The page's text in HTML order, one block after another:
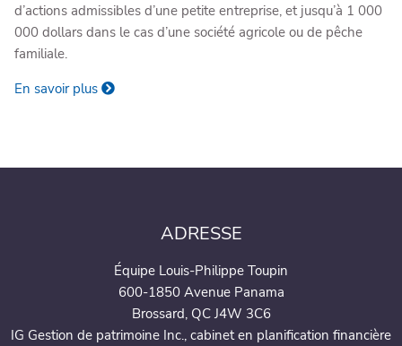
d’actions admissibles d’une petite entreprise, et jusqu’à 1 000
000 dollars dans le cas d’une société agricole ou de pêche
familiale.
En savoir plus
ADRESSE
Équipe Louis-Philippe Toupin
600-1850 Avenue Panama
Brossard, QC J4W 3C6
IG Gestion de patrimoine Inc., cabinet en planification financière